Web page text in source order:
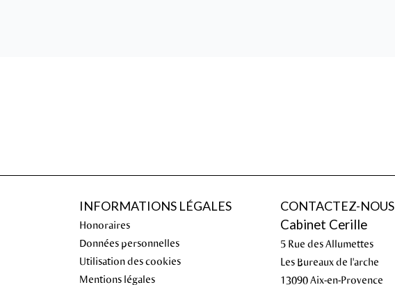
INFORMATIONS LÉGALES
Honoraires
Données personnelles
Utilisation des cookies
Mentions légales
CONTACTEZ-NOUS
Cabinet Cerille
5 Rue des Allumettes
Les Bureaux de l'arche
13090Aix-en-Provence